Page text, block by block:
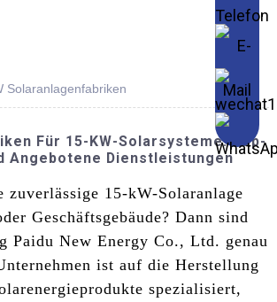
Solaranlagenfabriken
Für 15-KW-Solarsysteme: Top-
Angebotene Dienstleistungen
zuverlässige 15-kW-Solaranlage
Geschäftsgebäude? Dann sind
Paidu New Energy Co., Ltd. genau
ist auf die Herstellung
spezialisiert,